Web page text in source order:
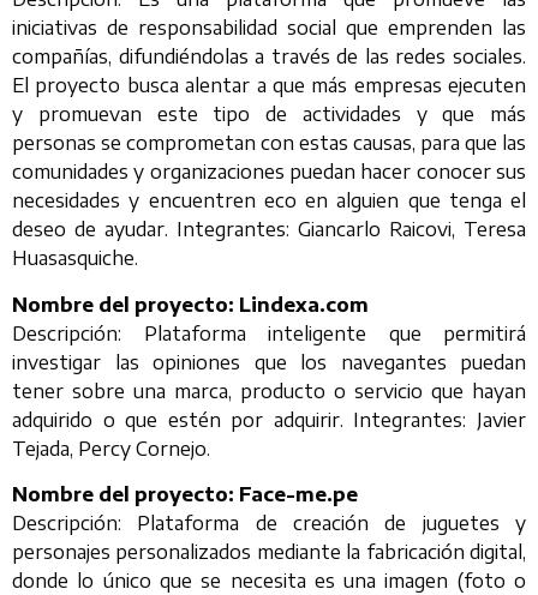
iniciativas de responsabilidad social que emprenden las
compañías, difundiéndolas a través de las redes sociales.
El proyecto busca alentar a que más empresas ejecuten
y promuevan este tipo de actividades y que más
personas se comprometan con estas causas, para que las
comunidades y organizaciones puedan hacer conocer sus
necesidades y encuentren eco en alguien que tenga el
deseo de ayudar. Integrantes: Giancarlo Raicovi, Teresa
Huasasquiche.
Nombre del proyecto: Lindexa.com
Descripción: Plataforma inteligente que permitirá
investigar las opiniones que los navegantes puedan
tener sobre una marca, producto o servicio que hayan
adquirido o que estén por adquirir. Integrantes: Javier
Tejada, Percy Cornejo.
Nombre del proyecto: Face-me.pe
Descripción: Plataforma de creación de juguetes y
personajes personalizados mediante la fabricación digital,
donde lo único que se necesita es una imagen (foto o